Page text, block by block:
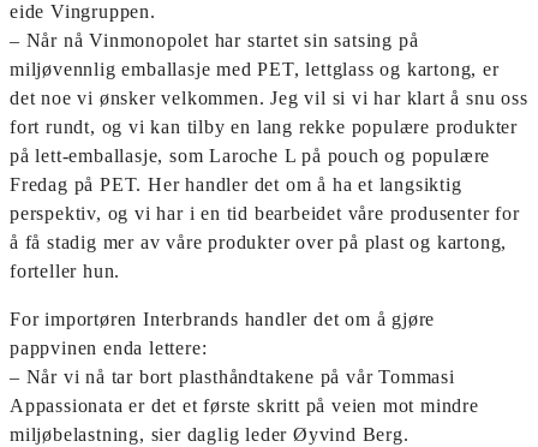
eide Vingruppen.
– Når nå Vinmonopolet har startet sin satsing på
miljøvennlig emballasje med PET, lettglass og kartong, er
det noe vi ønsker velkommen. Jeg vil si vi har klart å snu oss
fort rundt, og vi kan tilby en lang rekke populære produkter
på lett-emballasje, som Laroche L på pouch og populære
Fredag på PET. Her handler det om å ha et langsiktig
perspektiv, og vi har i en tid bearbeidet våre produsenter for
å få stadig mer av våre produkter over på plast og kartong,
forteller hun.
For importøren Interbrands handler det om å gjøre
pappvinen enda lettere:
– Når vi nå tar bort plasthåndtakene på vår Tommasi
Appassionata er det et første skritt på veien mot mindre
miljøbelastning, sier daglig leder Øyvind Berg.